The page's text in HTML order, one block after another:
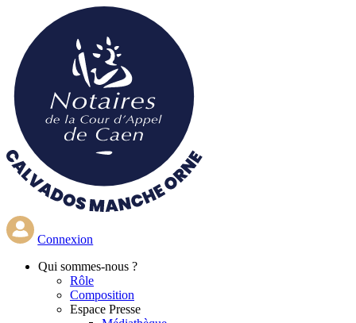
contenu
principal
Connexion
Qui sommes-nous ?
Rôle
Composition
Espace Presse